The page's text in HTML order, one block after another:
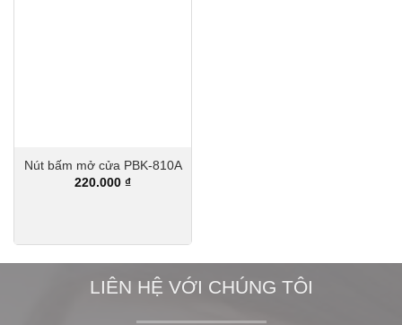
Nút bấm mở cửa PBK-810A
220.000 ₫
LIÊN HỆ VỚI CHÚNG TÔI